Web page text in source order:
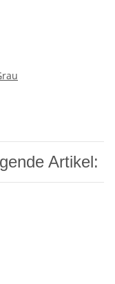
Artikel: